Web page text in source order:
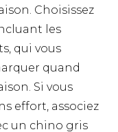
Choisissez
les
qui vous
quand
Si vous
effort, associez
un chino gris